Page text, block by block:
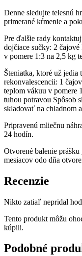
Denne sledujte telesnú
primerané kŕmenie a
Pre ďalšie rady
dojčiace sučky: 2
v pomere 1:3 na 2,5 kg
Šteniatka, ktoré už jedia
rekonvalescencii: 1
teplom vákuu v pomere
tuhou potravou Spôsob
skladovať na chladnom
Pripravenú mliečnu
24 hodín.
Otvorené balenie
mesiacov odo dňa
Recenzie
Nikto zatiaľ nepridal
Tento produkt môžu
kúpili.
Podobné